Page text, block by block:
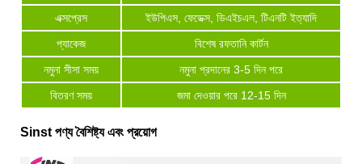
এক্সপ্রেস
ইউপিএস, ফেডেক্স, ডিএইচএল, টিএনটি ইত্যাদি
প্যাকেজ
বিশেষ রফতানি কার্টন
নমুনা সীসা সময়
নমুনা প্রদানের 3-5 দিন পরে
বিতরণ সময়
জমা দেওয়ার পরে 12-15 দিন
Sinst পণ্য বৈশিষ্ট্য এবং প্রয়োগ